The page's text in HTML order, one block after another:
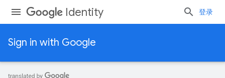
Identity 登录
Sign in with Google